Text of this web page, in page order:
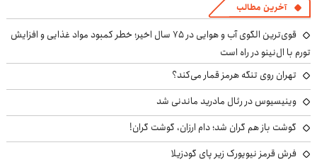
آخرین مطالب
قوی‌ترین الگوی آب و هوایی در ۷۵ سال اخیر؛ خطر کمبود مواد غذایی و افزایش
تورم با ال‌نینو در راه است
تهران روی تنگه هرمز قمار می‌کند؟
وینیسیوس در رئال مادرید ماندنی شد
گوشت باز هم گران شد؛ دام ارزان، گوشت گران!
فرش قرمز نیویورک زیر پای گودزیلا